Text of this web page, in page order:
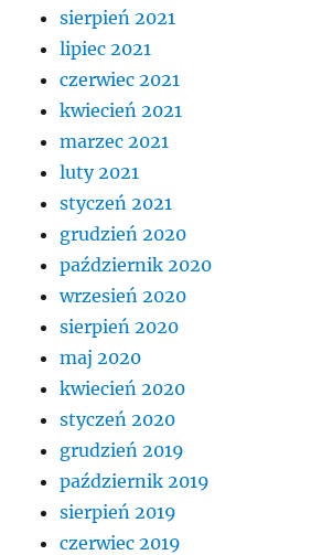
sierpień 2021
lipiec 2021
czerwiec 2021
kwiecień 2021
marzec 2021
luty 2021
styczeń 2021
grudzień 2020
październik 2020
wrzesień 2020
sierpień 2020
maj 2020
kwiecień 2020
styczeń 2020
grudzień 2019
październik 2019
sierpień 2019
czerwiec 2019